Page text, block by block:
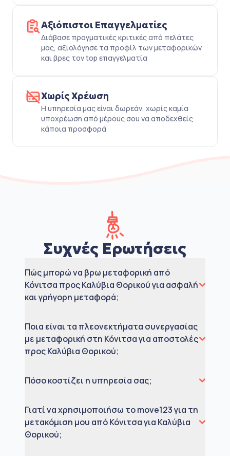
Αξιόπιστοι Επαγγελματίες
Διάβασε πραγματικές κριτικές από πελάτες
μας, αξιολόγησε τα προφίλ των μεταφορικών
και βρες τον top επαγγελματία
Χωρίς Χρέωση
Η υπηρεσία μας είναι δωρεάν, χωρίς καμία
υποχρέωση από μέρους σου να αποδεχθείς
κάποια προσφορά
Συχνές Ερωτήσεις
Πώς μπορώ να βρω μεταφορική από
Κόνιτσα προς Καλύβια Θορικού για ασφαλή
και γρήγορη μεταφορά;
Ποια είναι τα πλεονεκτήματα συνεργασίας
με μεταφορική στη Κόνιτσα για αποστολές
προς Καλύβια Θορικού;
Πόσο κοστίζει η υπηρεσία σας;
Γιατί να χρησιμοποιήσω το move123 για τη
μετακόμιση μου από Κόνιτσα για Καλύβια
Θορικού;